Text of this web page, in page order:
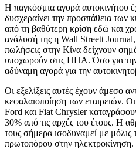
H παγκόσμια αγορά αυτοκινήτου
δυσχεραίνει την προσπάθεια των
από τη βαθύτερη κρίση εδώ και
ανάλυσή της η Wall Streett Journal,
πωλήσεις στην Κίνα δείχνουν
υποχωρούν στις ΗΠΑ. Όσο για
αδύναμη αγορά για την
Οι εξελίξεις αυτές έχουν άμεσο
κεφαλαιοποίηση των εταιρειών.
Ford και Fiat Chrysler
30% από τις αρχές του έτους. Η
τους σήμερα ισοδυναμεί με μόλις
πρωτοπόρου στην ηλεκτροκίνηση.